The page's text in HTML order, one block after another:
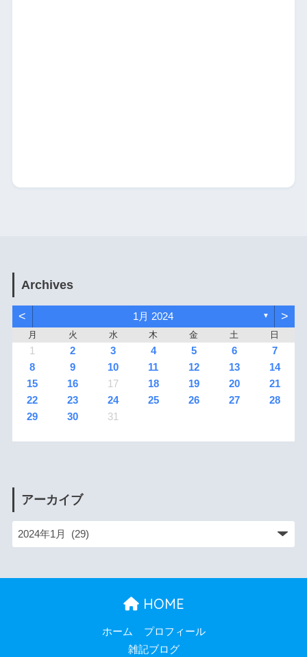
Archives
< 1月 2024 ▼ >
月 火 水 木 金 土 日
1 2 3 4 5 6
7
8
9 10 11 12 13
14
15
16 17 18 19 20
21
22
23 24 25 26 27
28
29
30 31
アーカイブ
HOME
ホーム
プロフィール
雑記ブログ